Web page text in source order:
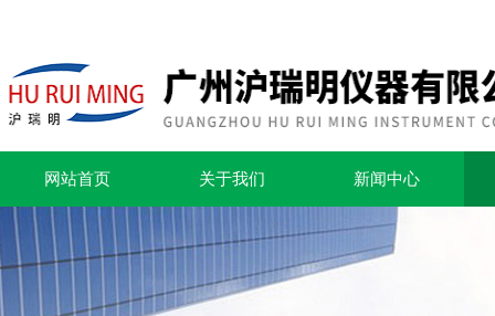
网站首页 关于我们 新闻中心